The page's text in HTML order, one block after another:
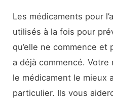
Les médicaments pour
utilisés à la fois pour
qu’elle ne commence
a déjà commencé.
le médicament le mieux
particulier. Ils vous